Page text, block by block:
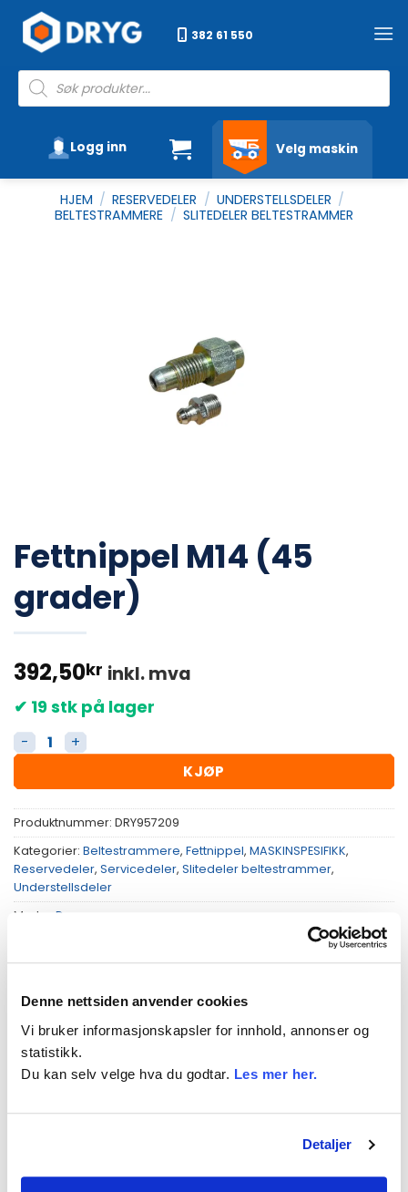
Denne nettsiden anvender cookies
Vi bruker informasjonskapsler for innhold, annonser og
statistikk.
Du kan selv velge hva du godtar. Les mer her.
Detaljer
content
382 61 550
Products
search
Velg maskin
Logg inn
HJEM / RESERVEDELER / UNDERSTELLSDELER /
BELTESTRAMMERE / SLITEDELER BELTESTRAMMER
Fettnippel M14 (45
grader)
392,50kr inkl. mva
✔ 19 stk på lager
Fettnippel M14 (45 grader) antall
KJØP
Produktnummer: DRY957209
Kategorier: Beltestrammere, Fettnippel, MASKINSPESIFIKK,
Reservedeler, Servicedeler, Slitedeler beltestrammer,
Understellsdeler
Merke: Dryg
BESKRIVELSE
TILLEGGSINFORMASJON